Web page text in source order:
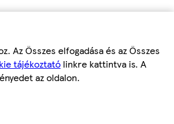
Az Összes elfogadása és az Összes
tájékoztató linkre kattintva is. A
az oldalon.